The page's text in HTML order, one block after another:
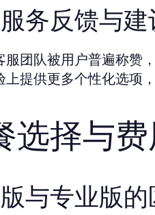
务反馈与建
服团队被用户普遍称赞
上提供更多个性化选项
选择与
与专业版的